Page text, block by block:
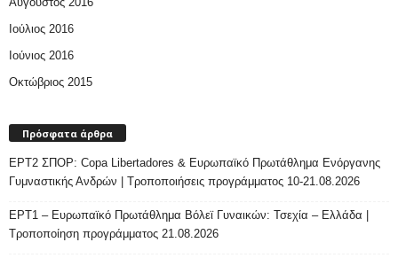
Ιούλιος 2016
Ιούνιος 2016
Οκτώβριος 2015
Πρόσφατα άρθρα
ΕΡΤ2 ΣΠΟΡ: Copa Libertadores & Ευρωπαϊκό Πρωτάθλημα Ενόργανης
Γυμναστικής Ανδρών | Τροποποιήσεις προγράμματος 10-21.08.2026
ΕΡΤ1 – Ευρωπαϊκό Πρωτάθλημα Βόλεϊ Γυναικών: Τσεχία – Ελλάδα |
Τροποποίηση προγράμματος 21.08.2026